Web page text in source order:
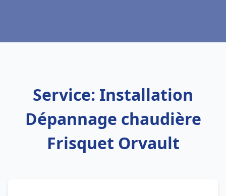
Service: Installation
Dépannage chaudière
Frisquet Orvault